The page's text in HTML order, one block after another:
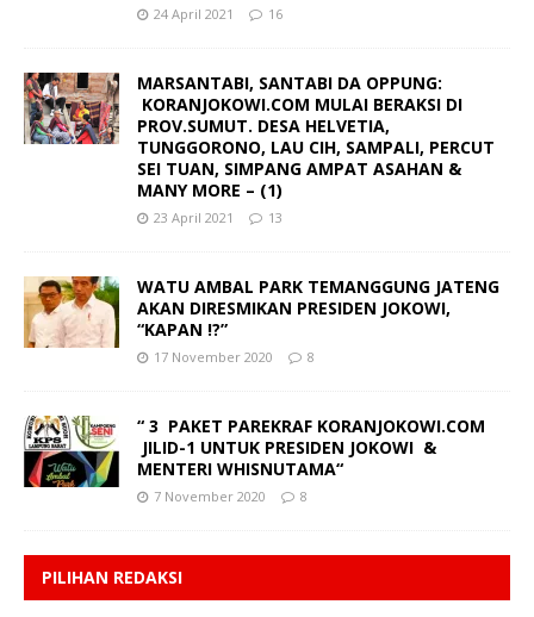
24 April 2021 16
MARSANTABI, SANTABI DA OPPUNG:
KORANJOKOWI.COM MULAI BERAKSI DI
PROV.SUMUT. DESA HELVETIA,
TUNGGORONO, LAU CIH, SAMPALI, PERCUT
SEI TUAN, SIMPANG AMPAT ASAHAN &
MANY MORE – (1)
23 April 2021 13
WATU AMBAL PARK TEMANGGUNG JATENG
AKAN DIRESMIKAN PRESIDEN JOKOWI,
“KAPAN !?”
17 November 2020 8
“ 3 PAKET PAREKRAF KORANJOKOWI.COM
JILID-1 UNTUK PRESIDEN JOKOWI &
MENTERI WHISNUTAMA“
7 November 2020 8
PILIHAN REDAKSI